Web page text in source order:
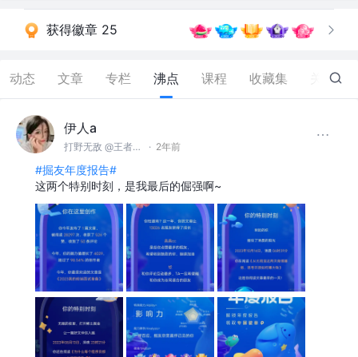
获得徽章 25
动态 文章 专栏 沸点 课程 收藏集 关注
伊人a
打野无敌 @王者峡谷 · 2年前
#掘友年度报告#
这两个特别时刻，是我最后的倔强啊~